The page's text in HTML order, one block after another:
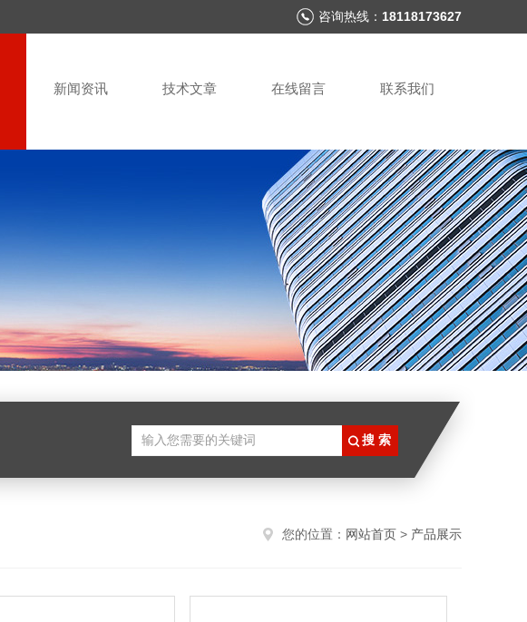
咨询热线： 18118173627
新闻资讯 技术文章 在线留言 联系我们
您的位置： 网站首页 > 产品展示